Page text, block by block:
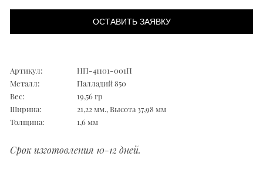
ОСТАВИТЬ ЗАЯВКУ
Артикул:
НП-41101-001П
Металл:
Палладий 850
Вес:
19,56 гр
Ширина:
21,22 мм., Высота 37,98 мм
Толщина:
1,6 мм
Срок изготовления 10-12 дней.